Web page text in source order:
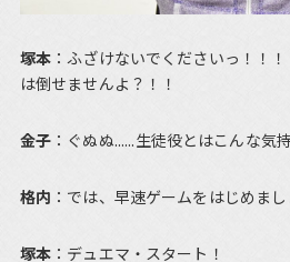
塚本 ：ふざけないでくださいっ！！
は倒せませんよ？！！
金子 ：ぐぬぬ......生徒役とはこんな気
格内 ：では、早速ゲームをはじめまし
塚本 ：デュエマ・スタート！